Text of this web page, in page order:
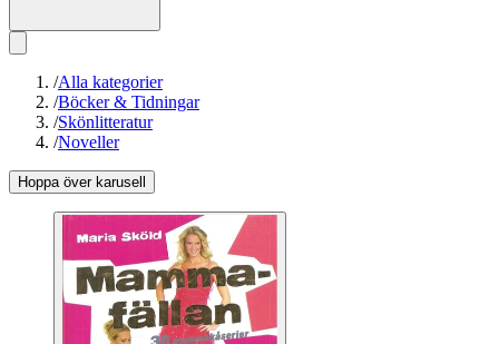
/Alla kategorier
/Böcker & Tidningar
/Skönlitteratur
/Noveller
Hoppa över karusell